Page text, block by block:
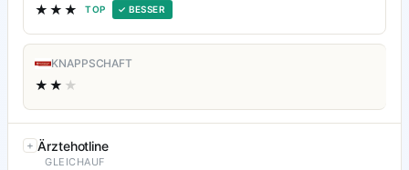
★★★ TOP ✓ BESSER
KNAPPSCHAFT
★★ ★
Ärztehotline
GLEICHAUF